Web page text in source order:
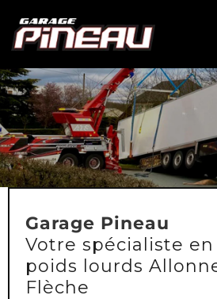
contenu
Garage Pineau
Votre spécialiste
poids lourds
Flèche